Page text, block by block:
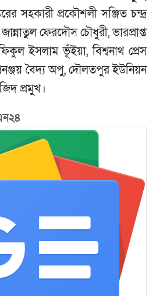
সহকারী প্রকৌশলী সঞ্জিত চন্দ্র
ফেরদৌস চৌধুরী, ভারপ্রাপ্ত
ইসলাম ভূঁইয়া, বিশ্বনাথ প্রেস
বৈদ্য অপু, দৌলতপুর ইউনিয়ন
প্রমুখ।